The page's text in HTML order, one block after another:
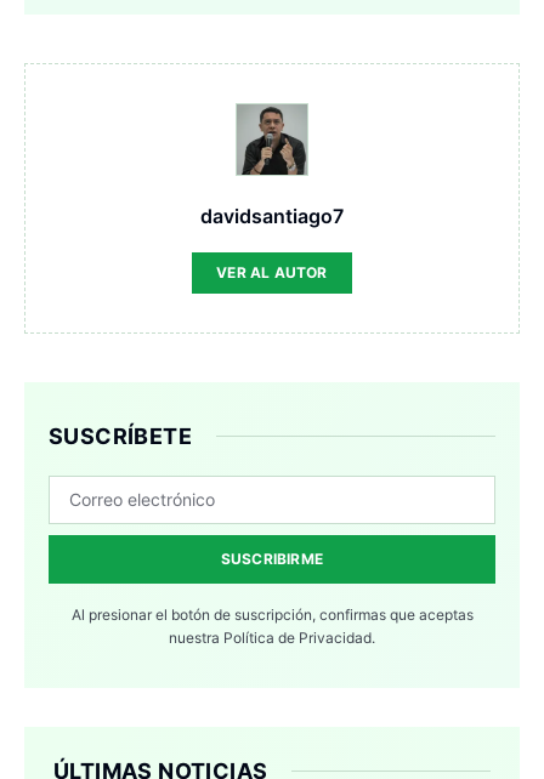
davidsantiago7
VER AL AUTOR
SUSCRÍBETE
SUSCRIBIRME
Al presionar el botón de suscripción, confirmas que aceptas
nuestra Política de Privacidad.
ÚLTIMAS NOTICIAS